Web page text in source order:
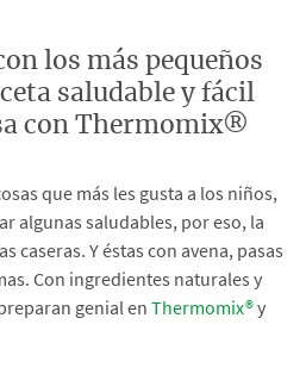
los más pequeños
saludable y fácil
con Thermomix®
que más les gusta a los niños,
algunas saludables, por eso, la
caseras. Y éstas con avena, pasas
Con ingredientes naturales y
genial en Thermomix®y